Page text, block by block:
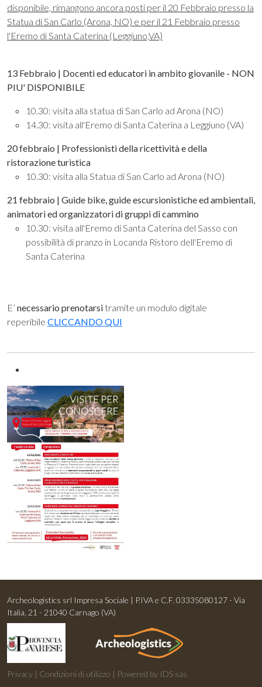
disponibile, rimangono ancora posti per il 20 Febbraio presso la
Statua di San Carlo (Arona, NO) e per il 21 Febbraio presso
l'Eremo di Santa Caterina (Leggiuno,VA)
13 Febbraio | Docenti ed educatori in ambito giovanile - NON
PIU' DISPONIBILE
10.30: visita alla statua di San Carlo ad Arona (NO)
14.30: visita all'Eremo di Santa Caterina a Leggiuno (VA)
20 febbraio | Professionisti della ricettività e della
ristorazione turistica
10.30: visita alla Statua di San Carlo ad Arona (NO)
21 febbraio | Guide bike, guide escursionistiche ed ambientali,
animatori ed organizzatori di gruppi di cammino
10.30: visita all'Eremo di Santa Caterina del Sasso con
possibilità di pranzo in Locanda Ristoro dell'Eremo di
Santa Caterina
E’ necessario prenotarsi tramite un modulo digitale
reperibile CLICCANDO QUI
Archeologistics srl Impresa Sociale | P.IVA e C.F. 03335080127 - Via
Italia, 21 - 21040 Carnago (VA)
Privacy | Condizioni di utilizzo | Powered by IDS sas